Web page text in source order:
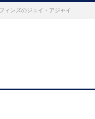
ィンズのジェイ・アジャイ